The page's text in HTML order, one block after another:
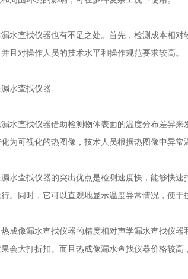
漏水查找仪器也有不足之处。首先，检测成本相
且对操作人员的技术水平和操作规范要求较高。
漏水查找仪器
漏水查找仪器借助检测物体表面的温度分布差异
为可视化的热图像，技术人员根据热图像中异常
漏水查找仪器的突出优点是检测速度快，能够快
。同时，它可以直观地显示温度异常情况，便于
成像漏水查找仪器的精度相对声学漏水查找仪器
会大打折扣。而且热成像漏水查找仪器价格较高